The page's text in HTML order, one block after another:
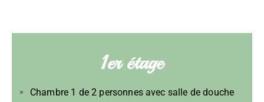
1er étage
Chambre 1 de 2 personnes avec salle de douche